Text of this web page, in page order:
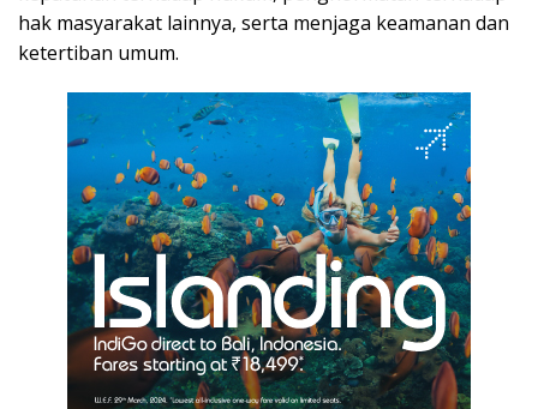
hak masyarakat lainnya, serta menjaga keamanan dan
ketertiban umum.